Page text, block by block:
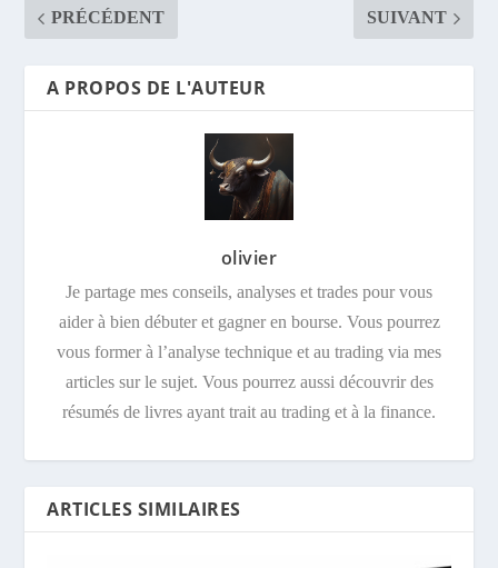
PRÉCÉDENT
SUIVANT
A PROPOS DE L'AUTEUR
olivier
Je partage mes conseils, analyses et trades pour vous
aider à bien débuter et gagner en bourse. Vous pourrez
vous former à l’analyse technique et au trading via mes
articles sur le sujet. Vous pourrez aussi découvrir des
résumés de livres ayant trait au trading et à la finance.
ARTICLES SIMILAIRES